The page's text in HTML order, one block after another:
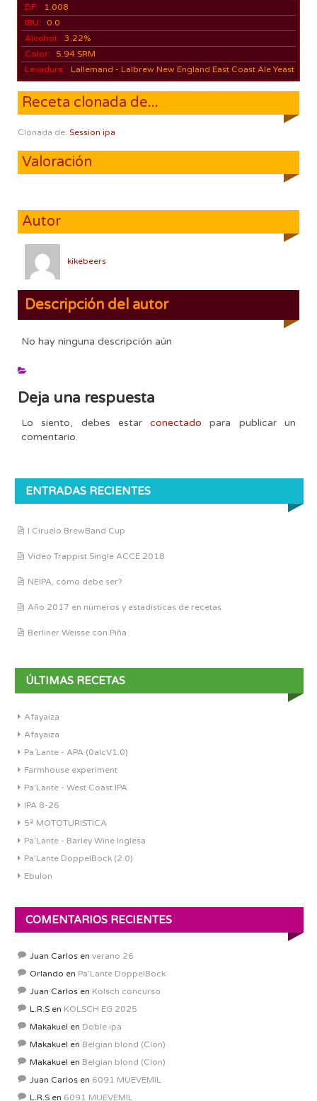
DF:
1.008
IBU:
0.0
Alcohol: 3.22%
Color:
5.94 SRM
Levadura: Lallemand - Lalbrew New England East Coast Ale Yeast
Receta clonada de...
Clonada de: Session ipa
Valoración
Autor
kikebeers
Descripción del autor
No hay ninguna descripción aún
Deja una respuesta
Lo siento, debes estarconectado para publicar un
comentario.
ENTRADAS RECIENTES
I Ciruelo BrewBand Cup
Vídeo Trappist Single ACCE 2018
NEIPA, cómo debe ser?
Año 2017 en números y estadísticas de recetas
Berliner Weisse con Piña
ÚLTIMAS RECETAS
Afayaiza
Afayaiza
Pa´Lante - APA (0alcV1.0)
Farmhouse experiment
Pa'Lante - West Coast IPA
IPA 8-26
5ª MOTOTURISTICA
Pa'Lante - Barley Wine Inglesa
Pa’Lante DoppelBock (2.0)
Ebulon
COMENTARIOS RECIENTES
Juan Carlos en verano 26
Orlando en Pa’Lante DoppelBock
Juan Carlos en Kolsch concurso
L.R.S en KOLSCH EG 2025
Makakuel en Doble ipa
Makakuel en Belgian blond (Clon)
Makakuel en Belgian blond (Clon)
Juan Carlos en 6091 MUEVEMIL
L.R.S en 6091 MUEVEMIL